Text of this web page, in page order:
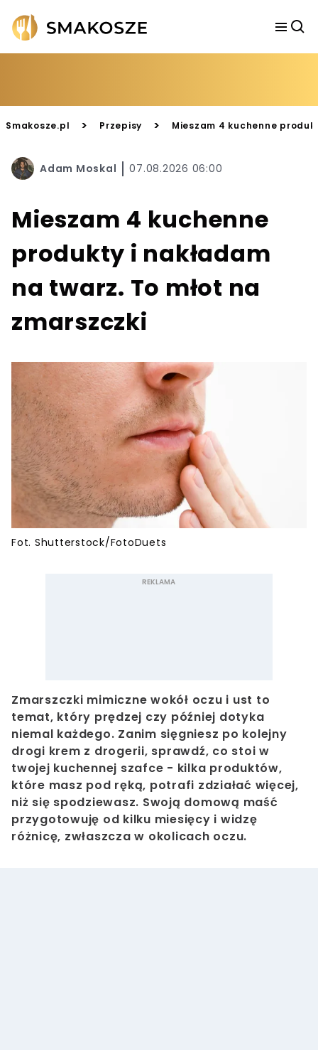
Smakosze.pl > Przepisy > Mieszam 4 kuchenne
Adam Moskal 07.08.2026 06:00
Mieszam 4 kuchenne
produkty i nakładam
na twarz. To młot na
zmarszczki
Fot. Shutterstock/FotoDuets
Zmarszczki mimiczne wokół oczu i ust to
temat, który prędzej czy później dotyka
niemal każdego. Zanim sięgniesz po kolejny
drogi krem z drogerii, sprawdź, co stoi w
twojej kuchennej szafce - kilka produktów,
które masz pod ręką, potrafi zdziałać więcej,
niż się spodziewasz. Swoją domową maść
przygotowuję od kilku miesięcy i widzę
różnicę, zwłaszcza w okolicach oczu.